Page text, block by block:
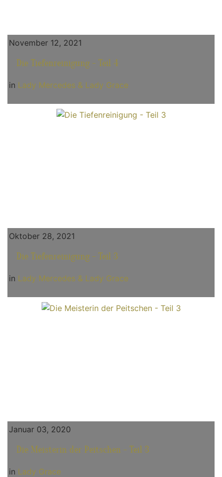
November 12, 2021
Die Tiefenreinigung - Teil 4
in Lady Mercedes & Lady Grace
Oktober 28, 2021
Die Tiefenreinigung - Teil 3
in Lady Mercedes & Lady Grace
Januar 03, 2020
Die Meisterin der Peitschen - Teil 3
in Lady Grace